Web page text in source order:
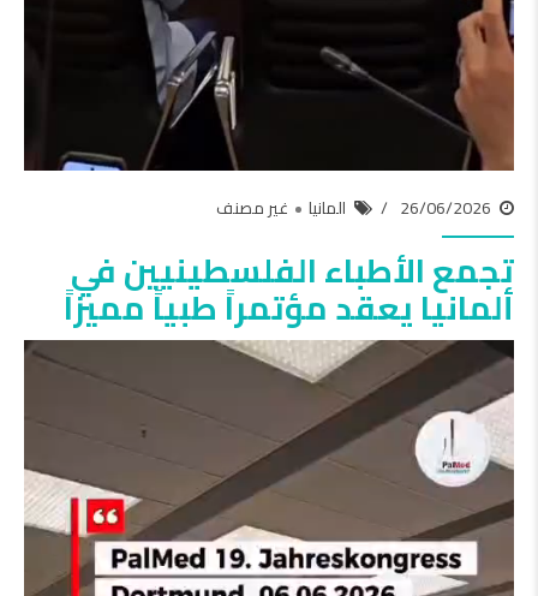
26/06/2026 المانيا غير مصنف
تجمع الأطباء الفلسطينيين في
ألمانيا يعقد مؤتمراً طبياً مميزاً
مشغل
الفيديو